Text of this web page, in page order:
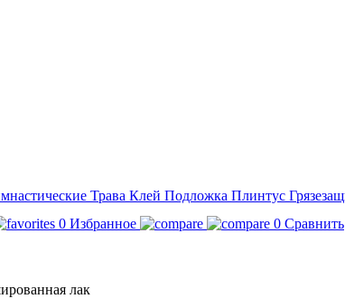
Трава Клей Подложка Плинтус
0 Избранное 0 Сравнить
лак